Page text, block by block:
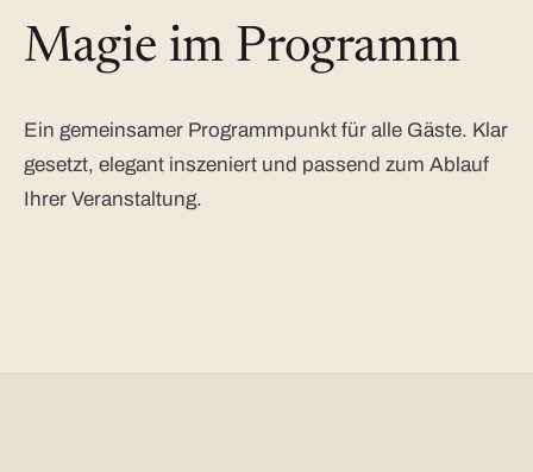
Magie im Programm
Ein gemeinsamer Programmpunkt für alle Gäste. Klar
gesetzt, elegant inszeniert und passend zum Ablauf
Ihrer Veranstaltung.